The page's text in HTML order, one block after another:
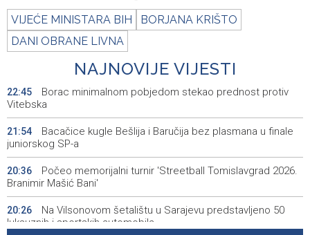
VIJEĆE MINISTARA BIH
BORJANA KRIŠTO
DANI OBRANE LIVNA
NAJNOVIJE VIJESTI
22:45
Borac minimalnom pobjedom stekao prednost protiv
Vitebska
21:54
Bacačice kugle Bešlija i Baručija bez plasmana u finale
juniorskog SP-a
20:36
Počeo memorijalni turnir 'Streetball Tomislavgrad 2026.
Branimir Mašić Bani'
20:26
Na Vilsonovom šetalištu u Sarajevu predstavljeno 50
luksuznih i sportskih automobila